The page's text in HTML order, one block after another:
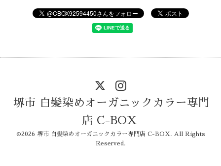
堺市 白髪染めオーガニックカラー専門
店 C-BOX
©2026 堺市 白髪染めオーガニックカラー専門店 C-BOX. All Rights
Reserved.